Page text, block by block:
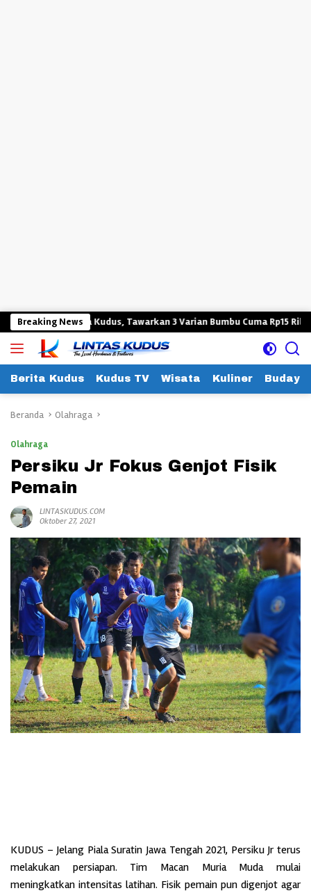
Langsung
ke
konten
Breaking News
Tuna Kudus, Tawarkan 3 Varian Bumbu Cuma Rp15 Ribu!
Berita Kudus Kudus TV Wisata Kuliner Budaya
Beranda Olahraga
Olahraga
Persiku Jr Fokus Genjot Fisik
Pemain
LINTASKUDUS.COM
Oktober 27, 2021
KUDUS – Jelang Piala Suratin Jawa Tengah 2021, Persiku Jr terus
melakukan persiapan. Tim Macan Muria Muda mulai
meningkatkan intensitas latihan. Fisik pemain pun digenjot agar